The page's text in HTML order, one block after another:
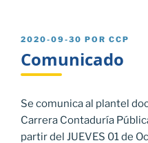
PUBLICADO
2020-09-30 POR CCP
Comunicado
Se comunica al plantel
Carrera Contaduría
partir del JUEVES 01 de